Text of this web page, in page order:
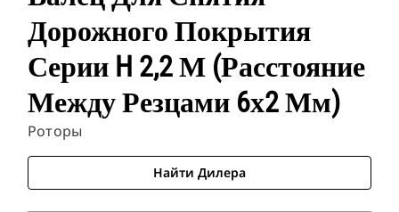
Дорожного Покрытия
Серии H 2,2 М (расстояние
Между Резцами 6х2 Мм)
Роторы
Найти Дилера